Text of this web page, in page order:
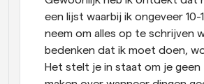
een lijst waarbij ik ongeveer 10-
neem om alles op te schrijven
bedenken dat ik moet doen,
Het stelt je in staat om je